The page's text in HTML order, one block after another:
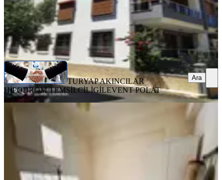
TURYAP AKINCILAR HİPODROM TEMSİLCİLİGİLEVENT
POLAT
Ara
TURYAP AKINCILAR
HİPODROM TEMSİLCİLİGİLEVENT POLAT
Ara
Adatepe Mh Kiralık 2+0 Eşyalı